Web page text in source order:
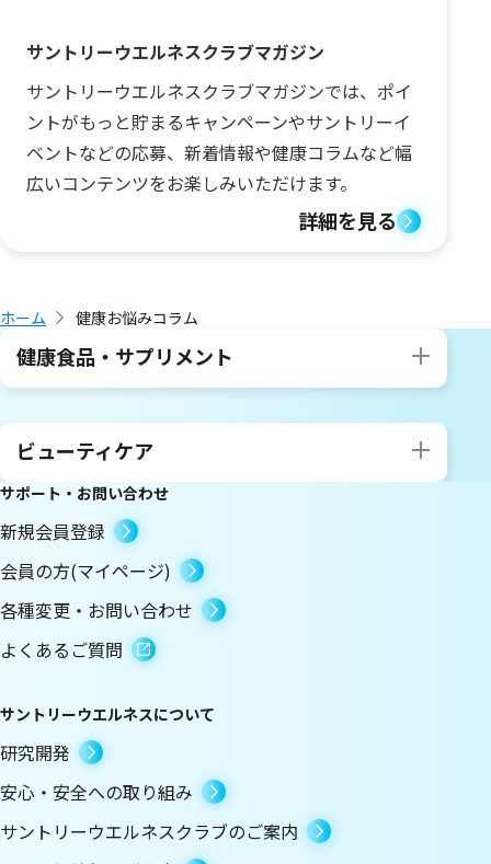
サントリーウエルネスクラブマガジン
サントリーウエルネスクラブマガジンでは、ポイ
ントがもっと貯まるキャンペーンやサントリーイ
ベントなどの応募、新着情報や健康コラムなど幅
広いコンテンツをお楽しみいただけます。
詳細を見る
ホーム 健康お悩みコラム
健康食品・サプリメント
ビューティケア
サポート・お問い合わせ
新規会員登録
会員の方(マイページ)
各種変更・お問い合わせ
よくあるご質問
サントリーウエルネスについて
研究開発
安心・安全への取り組み
サントリーウエルネスクラブのご案内